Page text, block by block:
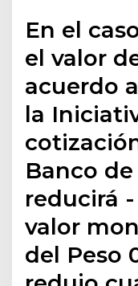
En el
el valor
acuerdo
la
Banco
reducirá
valor
del Peso